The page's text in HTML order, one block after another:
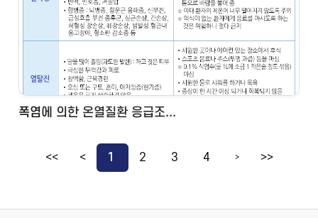
폭염에 의한 온열질환 응급조...
<< < 1 2 3 4 > >>